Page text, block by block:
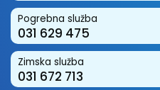
Pogrebna služba
031 629 475
Zimska služba
031 672 713